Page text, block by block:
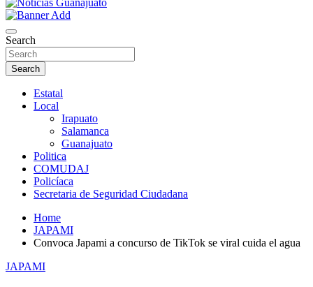
Noticias Guanajuato
Search
Search
Estatal
Local
Irapuato
Salamanca
Guanajuato
Politica
COMUDAJ
Policíaca
Secretaria de Seguridad Ciudadana
Home
JAPAMI
Convoca Japami a concurso de TikTok se viral cuida el agua
JAPAMI